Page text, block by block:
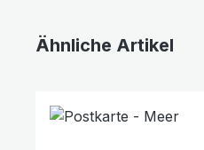
Ähnliche Artikel